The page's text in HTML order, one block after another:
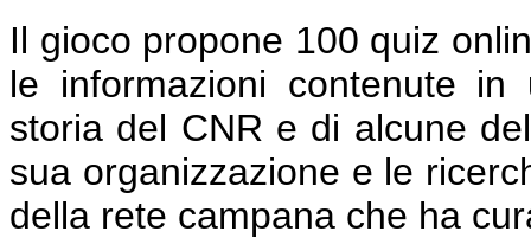
Il gioco propone 100 quiz
le informazioni contenute
storia del CNR e di alcune
sua organizzazione e le
della rete campana che ha